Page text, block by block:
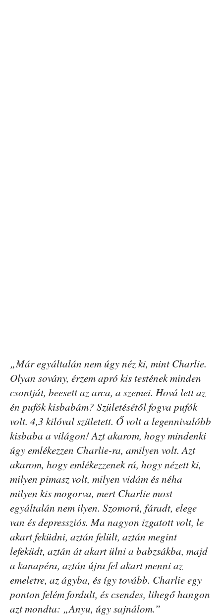
„Már egyáltalán nem úgy néz ki, mint Charlie.
Olyan sovány, érzem apró kis testének minden
csontját, beesett az arca, a szemei. Hová lett az
én pufók kisbabám? Születésétől fogva pufók
volt. 4,3 kilóval született. Ő volt a legennivalóbb
kisbaba a világon! Azt akarom, hogy mindenki
úgy emlékezzen Charlie-ra, amilyen volt. Azt
akarom, hogy emlékezzenek rá, hogy nézett ki,
milyen pimasz volt, milyen vidám és néha
milyen kis mogorva, mert Charlie most
egyáltalán nem ilyen. Szomorú, fáradt, elege
van és depressziós. Ma nagyon izgatott volt, le
akart feküdni, aztán felült, aztán megint
lefeküdt, aztán át akart ülni a babzsákba, majd
a kanapéra, aztán újra fel akart menni az
emeletre, az ágyba, és így tovább. Charlie egy
ponton felém fordult, és csendes, lihegő hangon
azt mondta: „Anyu, úgy sajnálom.”